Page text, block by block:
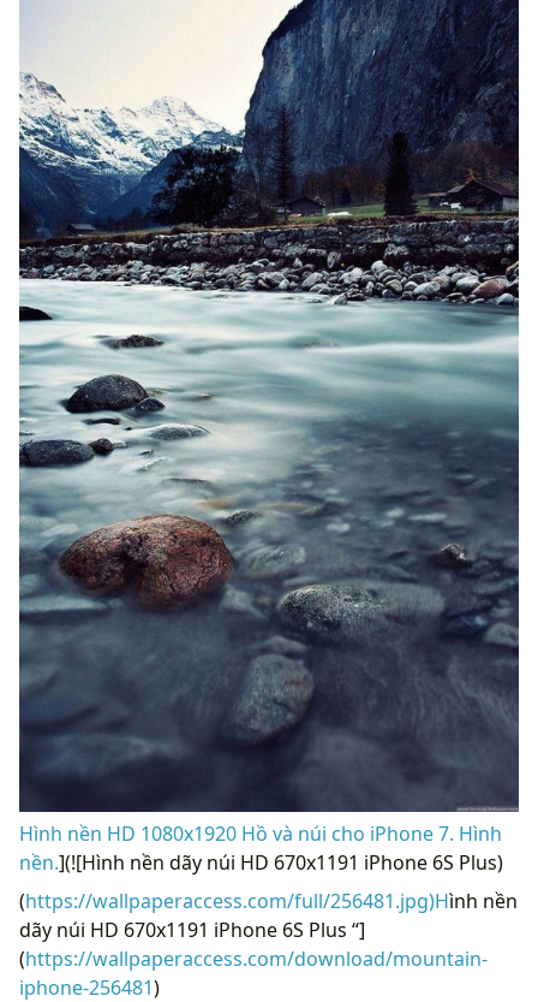
Hình nền HD 1080x1920 Hồ và núi cho iPhone 7. Hình
nền.](![Hình nền dãy núi HD 670x1191 iPhone 6S Plus)
(https://wallpaperaccess.com/full/256481.jpg)Hình nền
dãy núi HD 670x1191 iPhone 6S Plus “]
(https://wallpaperaccess.com/download/mountain-
iphone-256481)